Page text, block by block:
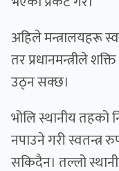
अहिले मन्त्रालयहरू
तर प्रधानमन्त्रीले
उठ्न सक्छ।
भोलि स्थानीय तहको
नपाउने गरी स्वतन्त्र
सकिदैन। तल्लो